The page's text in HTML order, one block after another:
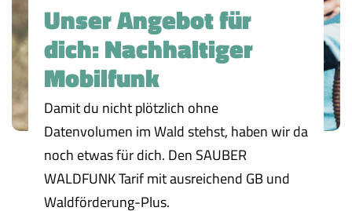
Unser Angebot für
dich: Nachhaltiger
Mobilfunk
Damit du nicht plötzlich ohne
Datenvolumen im Wald stehst, haben wir da
noch etwas für dich. Den SAUBER
WALDFUNK Tarif mit ausreichend GB und
Waldförderung-Plus.